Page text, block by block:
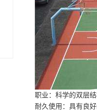
职业：科学的双层
耐久使用：具有良